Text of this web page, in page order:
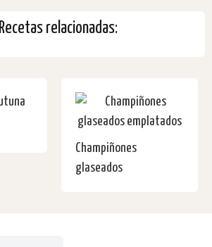
Recetas relacionadas:
Champiñones
glaseados